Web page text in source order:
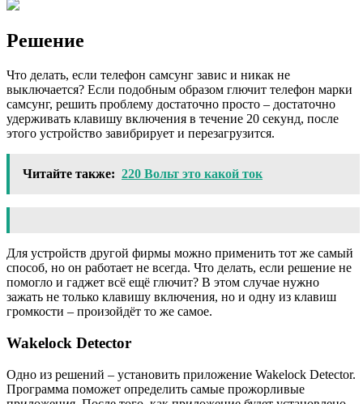
Решение
Что делать, если телефон самсунг завис и никак не
выключается? Если подобным образом глючит телефон марки
самсунг, решить проблему достаточно просто – достаточно
удерживать клавишу включения в течение 20 секунд, после
этого устройство завибрирует и перезагрузится.
Читайте также: 220 Вольт это какой ток
Для устройств другой фирмы можно применить тот же самый
способ, но он работает не всегда. Что делать, если решение не
помогло и гаджет всё ещё глючит? В этом случае нужно
зажать не только клавишу включения, но и одну из клавиш
громкости – произойдёт то же самое.
Wakelock Detector
Одно из решений – установить приложение Wakelock Detector.
Программа поможет определить самые прожорливые